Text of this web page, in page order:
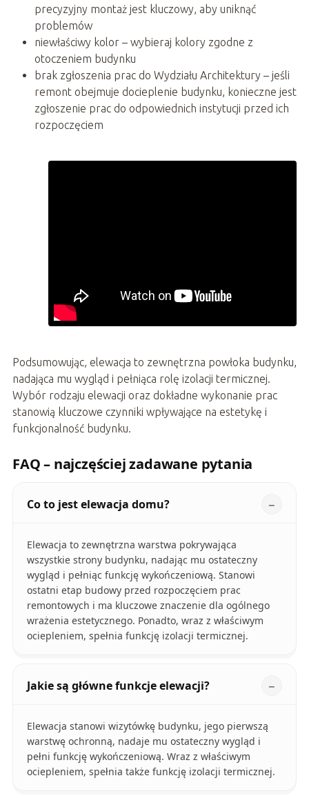
precyzyjny montaż jest kluczowy, aby uniknąć
problemów
niewłaściwy kolor – wybieraj kolory zgodne z
otoczeniem budynku
brak zgłoszenia prac do Wydziału Architektury – jeśli
remont obejmuje docieplenie budynku, konieczne jest
zgłoszenie prac do odpowiednich instytucji przed ich
rozpoczęciem
Podsumowując, elewacja to zewnętrzna powłoka budynku,
nadająca mu wygląd i pełniąca rolę izolacji termicznej.
Wybór rodzaju elewacji oraz dokładne wykonanie prac
stanowią kluczowe czynniki wpływające na estetykę i
funkcjonalność budynku.
FAQ – najczęściej zadawane pytania
Co to jest elewacja domu?
Elewacja to zewnętrzna warstwa pokrywająca
wszystkie strony budynku, nadając mu ostateczny
wygląd i pełniąc funkcję wykończeniową. Stanowi
ostatni etap budowy przed rozpoczęciem prac
remontowych i ma kluczowe znaczenie dla ogólnego
wrażenia estetycznego. Ponadto, wraz z właściwym
ociepleniem, spełnia funkcję izolacji termicznej.
Jakie są główne funkcje elewacji?
Elewacja stanowi wizytówkę budynku, jego pierwszą
warstwę ochronną, nadaje mu ostateczny wygląd i
pełni funkcję wykończeniową. Wraz z właściwym
ociepleniem, spełnia także funkcję izolacji termicznej.